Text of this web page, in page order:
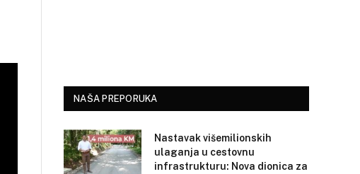
NAŠA PREPORUKA
Nastavak višemilionskih
ulaganja u cestovnu
infrastrukturu: Nova dionica za